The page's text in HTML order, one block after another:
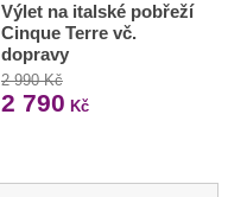
Výlet na italské pobřeží
Cinque Terre vč.
dopravy
2 990 Kč
2 790 Kč